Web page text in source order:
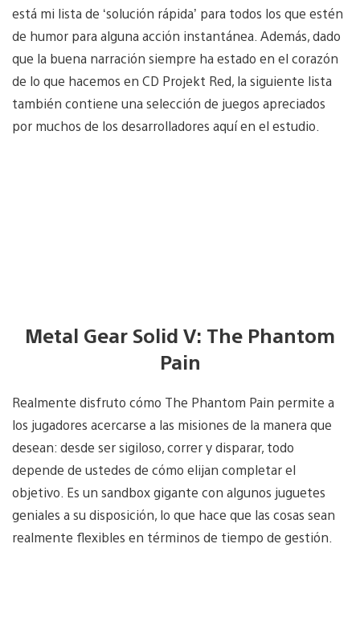
está mi lista de ‘solución rápida’ para todos los que estén
de humor para alguna acción instantánea. Además, dado
que la buena narración siempre ha estado en el corazón
de lo que hacemos en CD Projekt Red, la siguiente lista
también contiene una selección de juegos apreciados
por muchos de los desarrolladores aquí en el estudio.
Metal Gear Solid V: The Phantom
Pain
Realmente disfruto cómo The Phantom Pain permite a
los jugadores acercarse a las misiones de la manera que
desean: desde ser sigiloso, correr y disparar, todo
depende de ustedes de cómo elijan completar el
objetivo. Es un sandbox gigante con algunos juguetes
geniales a su disposición, lo que hace que las cosas sean
realmente flexibles en términos de tiempo de gestión.